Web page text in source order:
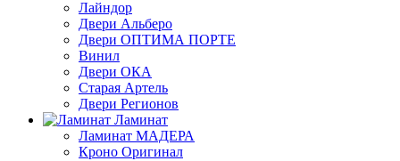
Лайндор
Двери Альберо
Двери ОПТИМА ПОРТЕ
Винил
Двери ОКА
Старая Артель
Двери Регионов
Ламинат
Ламинат МАДЕРА
Кроно Оригинал